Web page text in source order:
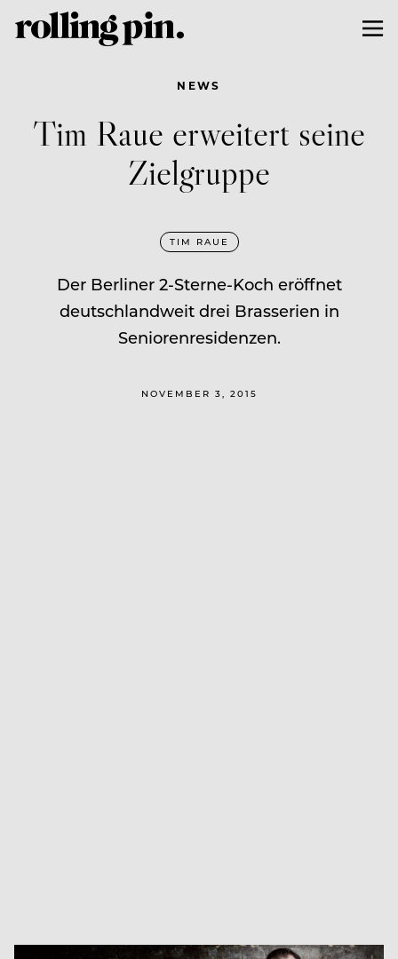
NEWS
Tim Raue erweitert seine
Zielgruppe
TIM RAUE
Der Berliner 2-Sterne-Koch eröffnet
deutschlandweit drei Brasserien in
Seniorenresidenzen.
NOVEMBER 3, 2015